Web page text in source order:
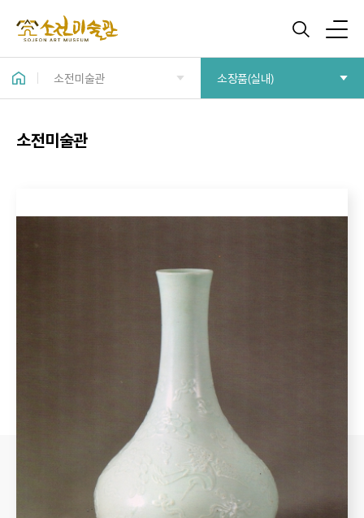
소전미술관 소장품(실내)
소전미술관